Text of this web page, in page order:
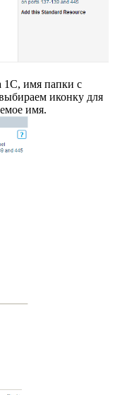
1С, имя папки с
иконку для
имя.